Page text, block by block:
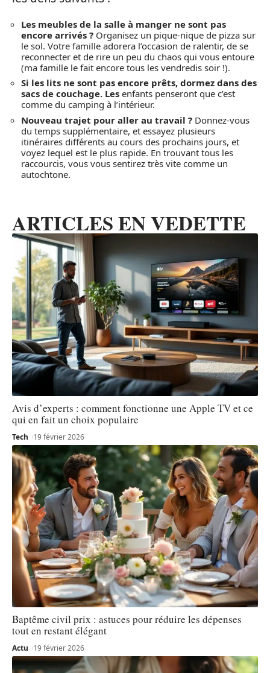
Les meubles de la salle à manger ne sont pas
encore arrivés ? Organisez un pique-nique de pizza sur
le sol. Votre famille adorera l’occasion de ralentir, de se
reconnecter et de rire un peu du chaos qui vous entoure
(ma famille le fait encore tous les vendredis soir !).
Si les lits ne sont pas encore prêts, dormez dans des
sacs de couchage. Les enfants penseront que c’est
comme du camping à l’intérieur.
Nouveau trajet pour aller au travail ? Donnez-vous
du temps supplémentaire, et essayez plusieurs
itinéraires différents au cours des prochains jours, et
voyez lequel est le plus rapide. En trouvant tous les
raccourcis, vous vous sentirez très vite comme un
autochtone.
ARTICLES EN VEDETTE
Avis d’experts : comment fonctionne une Apple TV et ce
qui en fait un choix populaire
Tech 19 février 2026
Baptême civil prix : astuces pour réduire les dépenses
tout en restant élégant
Actu 19 février 2026